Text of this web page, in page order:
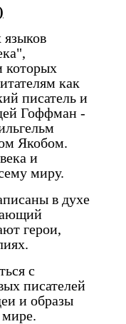
которых
как
писатель и
Гоффман -
Якобом.
и
миру.
в духе
герои,
с
писателей
и образы